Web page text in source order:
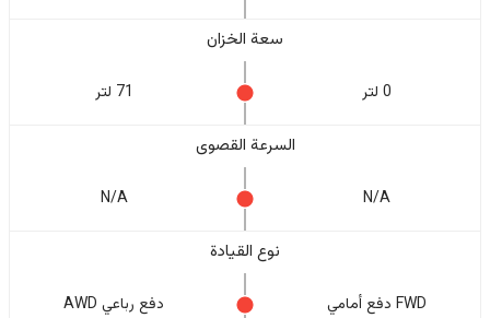
سعة الخزان
0 لتر 71 لتر
السرعة القصوى
N/A
N/A
نوع القيادة
FWD دفع أمامي دفع رباعي AWD